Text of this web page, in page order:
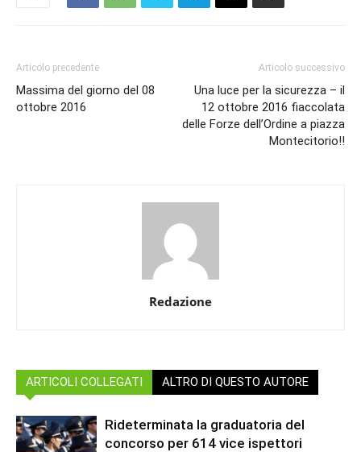
Articolo precedente
Massima del giorno del 08
ottobre 2016
Articolo successivo
Una luce per la sicurezza – il
12 ottobre 2016 fiaccolata
delle Forze dell’Ordine a piazza
Montecitorio!!
Redazione
ARTICOLI COLLEGATI ALTRO DI QUESTO AUTORE
Rideterminata la graduatoria del
concorso per 614 vice ispettori